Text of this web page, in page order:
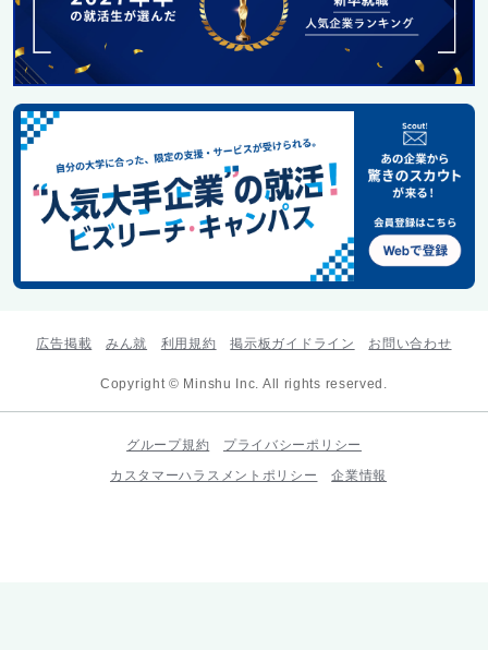
広告掲載 みん就 利用規約 掲示板ガイドライン お問い合わせ
Copyright © Minshu Inc. All rights reserved.
グループ規約
プライバシーポリシー
カスタマーハラスメントポリシー
企業情報